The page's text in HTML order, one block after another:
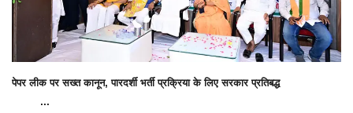
पेपर लीक पर सख्त कानून, पारदर्शी भर्ती प्रक्रिया के लिए सरकार प्रतिबद्ध
...